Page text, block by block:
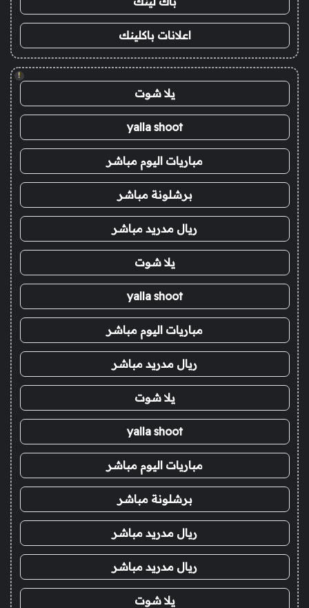
اعلانات باكلينك
!
يلا شوت
yalla shoot
مباريات اليوم مباشر
برشلونة مباشر
ريال مدريد مباشر
يلا شوت
yalla shoot
مباريات اليوم مباشر
ريال مدريد مباشر
يلا شوت
yalla shoot
مباريات اليوم مباشر
برشلونة مباشر
ريال مدريد مباشر
ريال مدريد مباشر
يلا شوت